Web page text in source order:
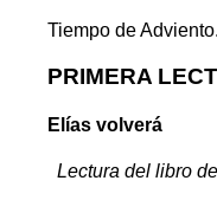
Tiempo de Adviento.
PRIMERA
Elías volverá
Lectura del libro